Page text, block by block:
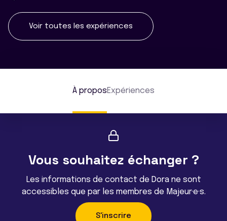
Voir toutes les expériences
À proposExpériences
Vous souhaitez échanger ?
Les informations de contact de Dora ne sont
accessibles que par les membres de Majeur·e·s.
S'inscrire